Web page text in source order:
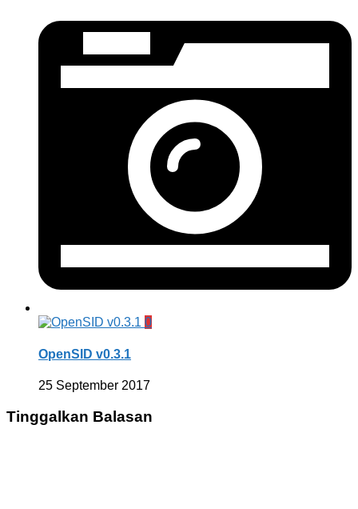
0
OpenSID v0.3.1
25 September 2017
Tinggalkan Balasan